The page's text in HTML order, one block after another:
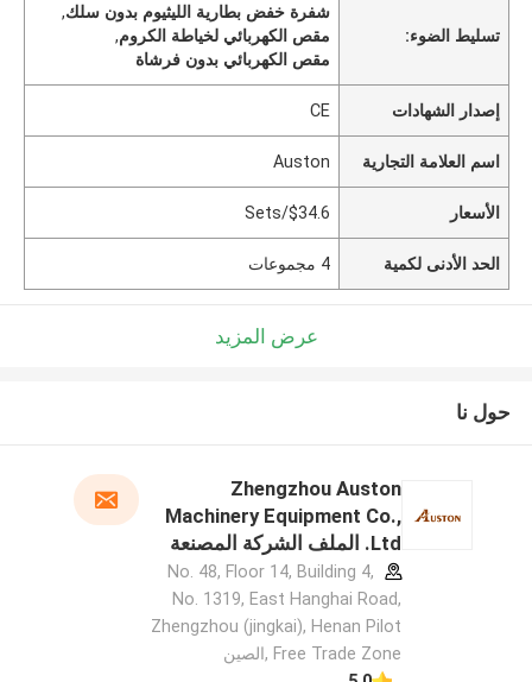
تسليط الضوء:
شفرة خفض بطارية الليثيوم بدون سلك,
مقص الكهربائي لخياطة الكروم,
مقص الكهربائي بدون فرشاة
إصدار الشهادات CE
اسم العلامة التجارية Auston
الأسعار $34.6/Sets
الحد الأدنى لكمية 4 مجموعات
عرض المزيد
حول نا
Zhengzhou Auston
Machinery Equipment Co.,
Ltd. الملف الشركة المصنعة
No. 48, Floor 14, Building 4,
No. 1319, East Hanghai Road,
Zhengzhou (jingkai), Henan Pilot
Free Trade Zone ,الصين